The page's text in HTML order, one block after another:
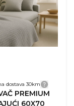
Poliester
dostava 30km Detalji
PREMIUM
60X70